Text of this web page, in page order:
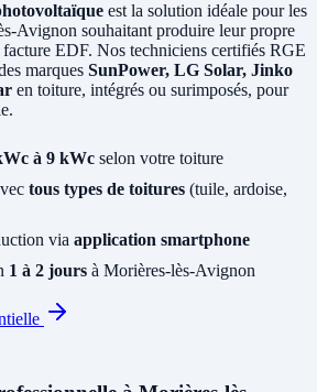
est la solution idéale pour les
Avignon souhaitant produire leur propre
EDF. Nos techniciens certifiés RGE
marques SunPower, LG Solar, Jinko
en toiture, intégrés ou surimposés, pour
à 9 kWc selon votre toiture
tous types de toitures (tuile, ardoise,
via application smartphone
1 à 2 jours à Morières-lès-Avignon